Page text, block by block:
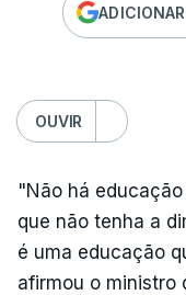
OUVIR
"Não há
que não tenha a
é uma educação
afirmou o ministro